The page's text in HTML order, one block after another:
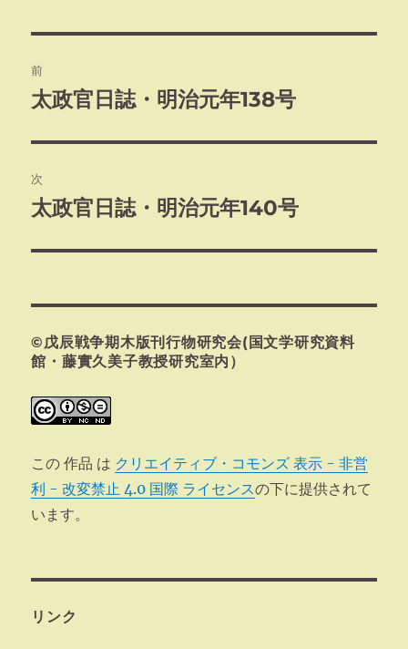
稿
ビ
ゲ
ー
ン
前
前
投
稿:
太政官日誌・明治元年138号
次
次
投
太政官日誌・明治元年140号
©戊辰戦争期木版刊行物研究会(国文学研究資料
館・藤實久美子教授研究室内）
この 作品 は クリエイティブ・コモンズ 表示 - 非営
利 - 改変禁止 4.0 国際 ライセンスの下に提供されて
います。
リンク